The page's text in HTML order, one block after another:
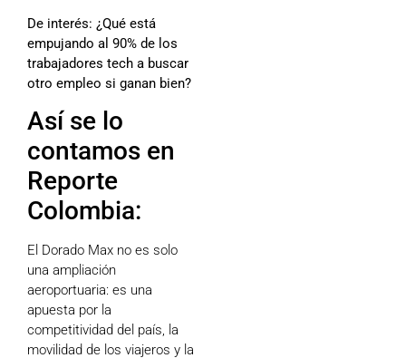
De interés: ¿Qué está
empujando al 90% de los
trabajadores tech a buscar
otro empleo si ganan bien?
Así se lo
contamos en
Reporte
Colombia:
El Dorado Max no es solo
una ampliación
aeroportuaria: es una
apuesta por la
competitividad del país, la
movilidad de los viajeros y la